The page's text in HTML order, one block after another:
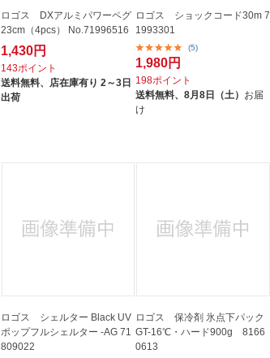
ロゴス DXアルミパワーペグ
23cm（4pcs） No.71996516
1,430円
143ポイント
送料無料、 店在庫有り 2～3日
出荷
ロゴス ショックコード30m 7
1993301
(5)
1,980円
198ポイント
送料無料、8月8日（土） お届
け
ロゴス シェルター Black UV
ポップフルシェルター -AG 71
809022
ロゴス 保冷剤 氷点下パック
GT-16℃・ハード900g 8166
0613